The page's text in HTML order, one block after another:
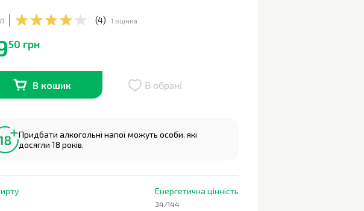
(4) 1 оцінка
50 грн
В кошик В обрані
Придбати алкогольні напої можуть особи, які
досягли 18 років.
Енергетична цінність
34/144